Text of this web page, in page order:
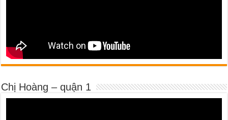
Chị Hoàng – quận 1